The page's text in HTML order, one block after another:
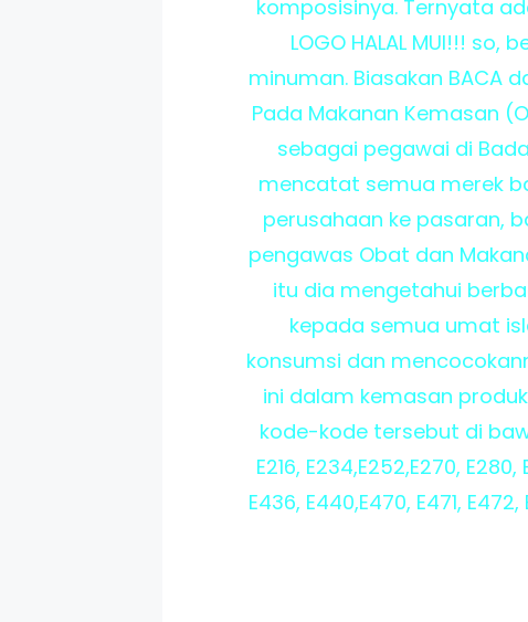
komposisinya. Ternyata
LOGO HALAL MUI!!!
minuman. Biasakan BACA
Pada Makanan Kemasan
sebagai pegawai di
mencatat semua merek
perusahaan ke pasaran,
pengawas Obat dan
itu dia mengetahui
kepada semua umat
konsumsi dan
ini dalam kemasan
kode-kode tersebut di bawah
E216, E234,E252,E270,
E436, E440,E470, E471,